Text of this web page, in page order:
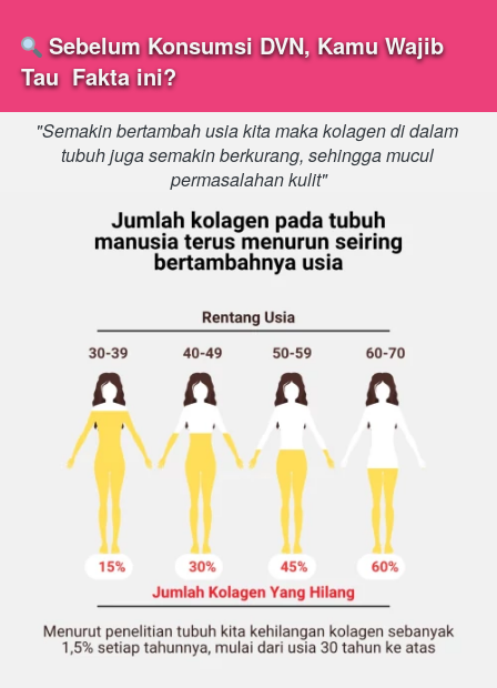
Sebelum Konsumsi DVN, Kamu Wajib
Tau  Fakta ini?
"Semakin bertambah usia kita maka kolagen di dalam
tubuh juga semakin berkurang, sehingga mucul
permasalahan kulit"